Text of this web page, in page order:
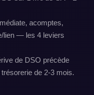
acomptes,
lien — les 4 leviers
de DSO précède
de 2-3 mois.